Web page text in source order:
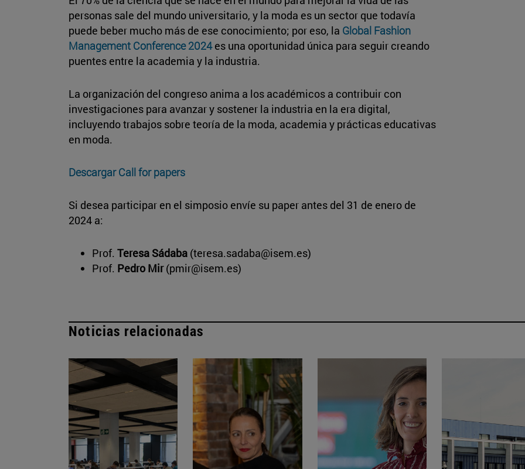
personas sale del mundo universitario, y la moda es un sector que todavía
puede beber mucho más de ese conocimiento; por eso, la Global Fashion
Management Conference 2024es una oportunidad única para seguir creando
puentes entre la academia y la industria.
La organización del congreso anima a los académicos a contribuir con
investigaciones para avanzar y sostener la industria en la era digital,
incluyendo trabajos sobre teoría de la moda, academia y prácticas educativas
en moda.
Descargar Call for papers
Si desea participar en el simposio envíe su paper antes del 31 de enero de
2024 a:
Prof. Teresa Sádaba (teresa.sadaba@isem.es)
Prof. Pedro Mir(pmir@isem.es)
Noticias relacionadas